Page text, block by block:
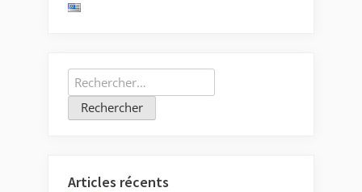
Rechercher :
Articles récents